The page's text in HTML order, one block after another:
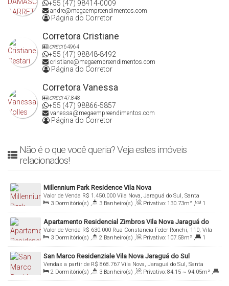
+55 (47) 98414-0009
andre@megaempreendimentos.com
Página do Corretor
Corretora Cristiane
CRECI64964
+55 (47) 98848-8492
cristiane@megaempreendimentos.com
Página do Corretor
Corretora Vanessa
CRECI47.848
+55 (47) 98866-5857
vanessa@megaempreendimentos.com
Página do Corretor
Não é o que você queria? Veja estes imóveis
relacionados!
Millennium Park Residence Vila Nova
R$ 1.450.000
Valor de Venda
Vila Nova, Jaraguá do Sul, Santa
Catarina, Brasil
3 Dormitório(s) , 3 Banheiro(s) , Privativo: 130.73m² ,
1
Sala(s) , 3 Suíte(s) , Total: 182.60m² , 2 Vaga(s)
Apartamento Residencial Zimbros Vila Nova Jaraguá do
Sul
R$ 630.000
Valor de Venda
Rua Constancia Feder Ronchi, 110, Vila
Nova, Jaraguá do Sul, Santa Catarina, Brasil
3 Dormitório(s) , 2 Banheiro(s) , Privativo: 107.58m² ,
1
Suíte(s) , Total: 176.12m² , 2 Vaga(s)
San Marco Residenziale Vila Nova Jaraguá do Sul
R$ 868.767
Vendas a partir de
Vila Nova, Jaraguá do Sul, Santa
Catarina, Brasil
2 Dormitório(s) , 3 Banheiro(s) , Privativo: 84.15 ~ 94.05m² ,
2 Suíte(s) , 1 ~ 2 Vaga(s)